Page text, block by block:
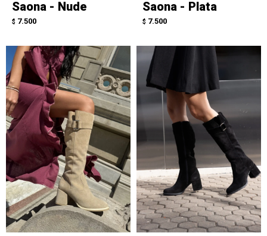
Saona - Nude
$ 7.500
Saona - Plata
$ 7.500